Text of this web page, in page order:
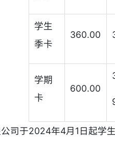
学生
季卡
360.00
学期
卡
600.00
司于2024年4月1日起学